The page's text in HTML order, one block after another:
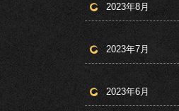
2023年8月
2023年7月
2023年6月